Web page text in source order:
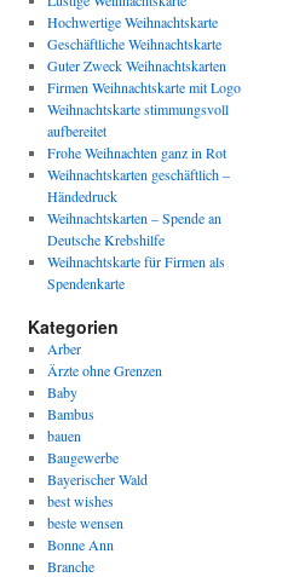
Hochwertige Weihnachtskarte
Geschäftliche Weihnachtskarte
Guter Zweck Weihnachtskarten
Firmen Weihnachtskarte mit Logo
Weihnachtskarte stimmungsvoll
aufbereitet
Frohe Weihnachten ganz in Rot
Weihnachtskarten geschäftlich –
Händedruck
Weihnachtskarten – Spende an
Deutsche Krebshilfe
Weihnachtskarte für Firmen als
Spendenkarte
Kategorien
Arber
Ärzte ohne Grenzen
Baby
Bambus
bauen
Baugewerbe
Bayerischer Wald
best wishes
beste wensen
Bonne Ann
Branche